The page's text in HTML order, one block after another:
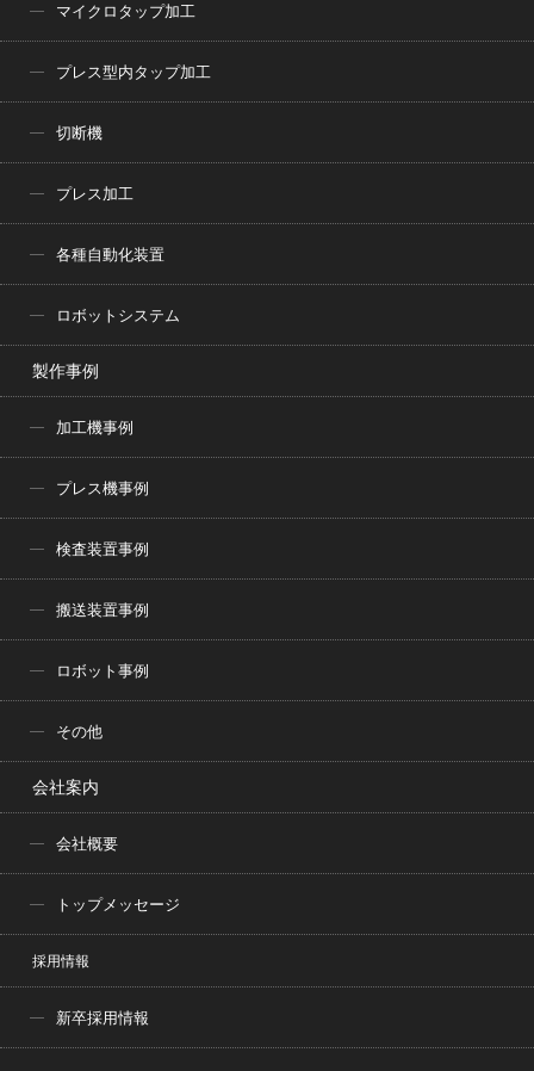
マイクロタップ加工
プレス型内タップ加工
切断機
プレス加工
各種自動化装置
ロボットシステム
製作事例
加工機事例
プレス機事例
検査装置事例
搬送装置事例
ロボット事例
その他
会社案内
会社概要
トップメッセージ
採用情報
新卒採用情報